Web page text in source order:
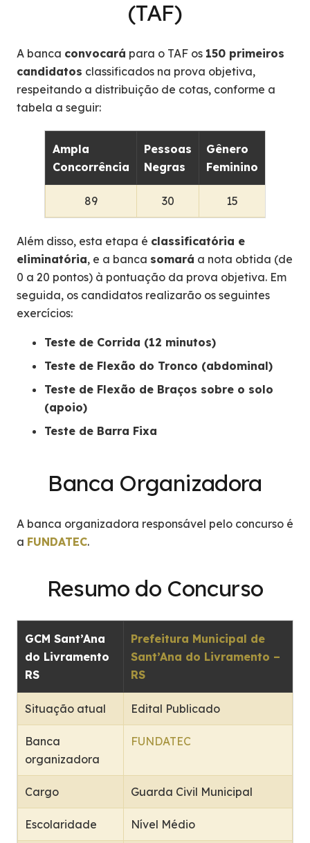
(TAF)
A banca convocará para o TAF os 150 primeiros
candidatos classificados na prova objetiva,
respeitando a distribuição de cotas, conforme a
tabela a seguir:
Ampla
Concorrência
Pessoas
Negras
Gênero
Feminino
89 30 15
Além disso, esta etapa é classificatória e
eliminatória, e a banca somará a nota obtida (de
0 a 20 pontos) à pontuação da prova objetiva. Em
seguida, os candidatos realizarão os seguintes
exercícios:
Teste de Corrida (12 minutos)
Teste de Flexão do Tronco (abdominal)
Teste de Flexão de Braços sobre o solo
(apoio)
Teste de Barra Fixa
Banca Organizadora
A banca organizadora responsável pelo concurso é
a FUNDATEC.
Resumo do Concurso
GCM Sant’Ana
do Livramento
RS
Prefeitura Municipal de
Sant’Ana do Livramento –
RS
Situação atual Edital Publicado
Banca
organizadora
FUNDATEC
Cargo Guarda Civil Municipal
Escolaridade Nível Médio